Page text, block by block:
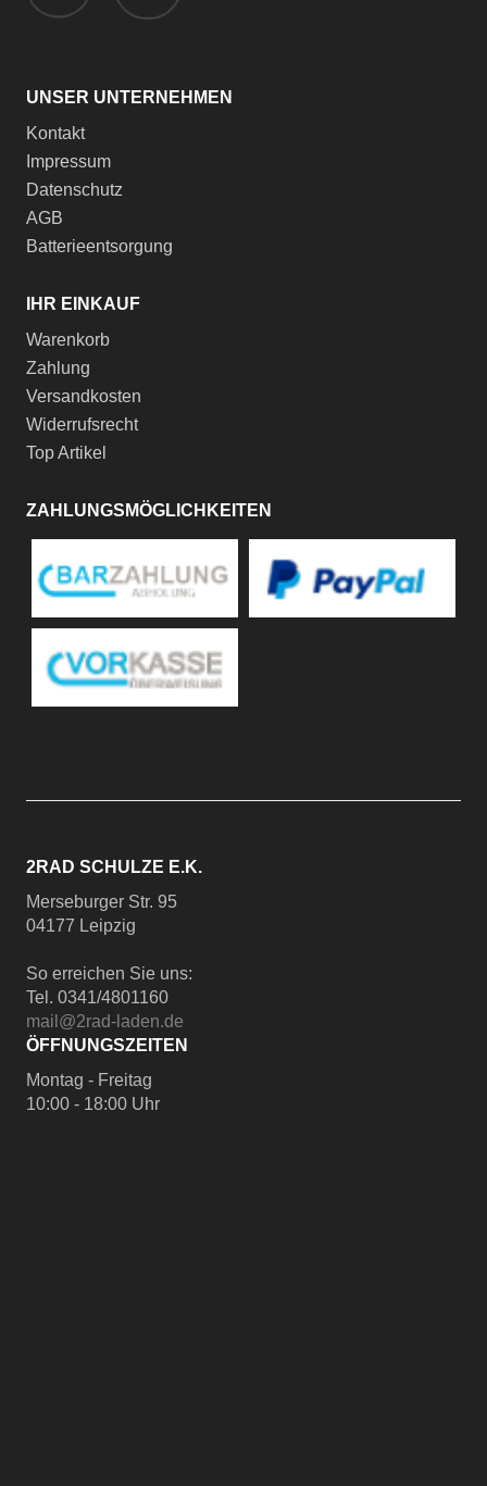
UNSER UNTERNEHMEN
Kontakt
Impressum
Datenschutz
AGB
Batterieentsorgung
IHR EINKAUF
Warenkorb
Zahlung
Versandkosten
Widerrufsrecht
Top Artikel
ZAHLUNGSMÖGLICHKEITEN
2RAD SCHULZE E.K.
Merseburger Str. 95
04177 Leipzig
So erreichen Sie uns:
Tel. 0341/4801160
mail@2rad-laden.de
ÖFFNUNGSZEITEN
Montag - Freitag
10:00 - 18:00 Uhr